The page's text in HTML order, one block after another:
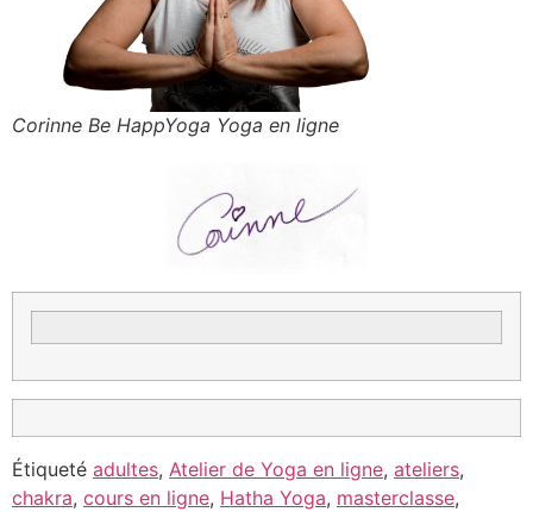
Corinne Be HappYoga Yoga en ligne
Étiqueté adultes, Atelier de Yoga en ligne, ateliers,
chakra, cours en ligne, Hatha Yoga, masterclasse,